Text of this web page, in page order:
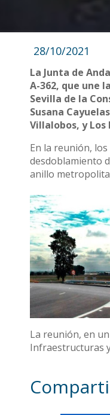
28/10/2021
La Junta de
A-362, que une
Sevilla de la
Susana
Villalobos, y Los
En la reunión,
desdoblamiento
anillo
La reunión, en
Infraestructuras